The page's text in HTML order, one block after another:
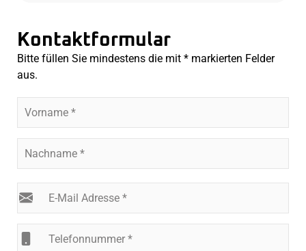
Kontaktformular
Bitte füllen Sie mindestens die mit * markierten Felder
aus.